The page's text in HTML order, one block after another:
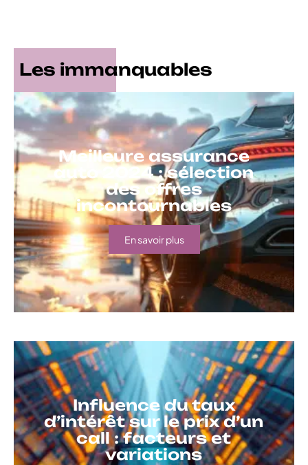
Les immanquables
Meilleure assurance
auto 2024 : sélection
des offres
incontournables
En savoir plus
Influence du taux
d’intérêt sur le prix d’un
call : facteurs et
variations